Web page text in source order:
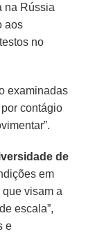
na Rússia
aos
no
examinadas
contágio
de
em
visam a
escala”,
e